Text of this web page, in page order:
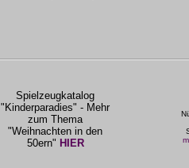
Spielzeugkatalog
"Kinderparadies" - Mehr
zum Thema
"Weihnachten in den
50ern" HIER